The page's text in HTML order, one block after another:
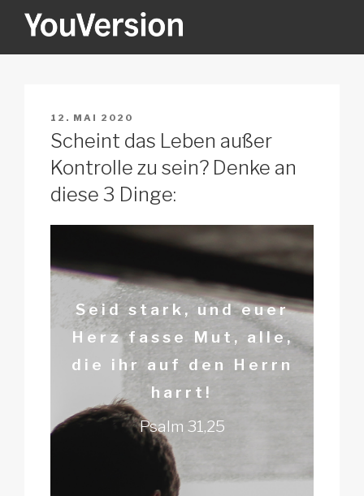
Inhalt
YOUVERSION
VERÖFFENTLICHT
AM
12. MAI 2020
Scheint das Leben außer
Kontrolle zu sein? Denke an
diese 3 Dinge:
Seid stark, und euer
Herz fasse Mut, alle,
die ihr auf den Herrn
harrt!
Psalm 31,25